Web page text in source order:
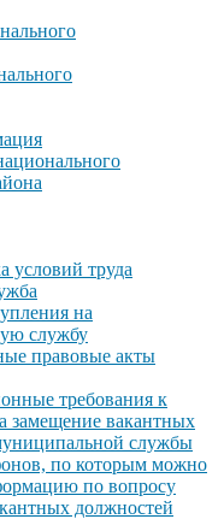
условий труда
на
службу
правовые акты
требования к
замещение вакантных
службы
по которым можно
по вопросу
должностей